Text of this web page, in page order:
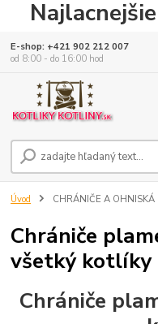
E-shop: +421 902 212 007
od 8:00 - do 16:00 hod
Úvod CHRÁNIČE A OHNISKÁ
Chrániče
všetký kotlíky
Chrániče